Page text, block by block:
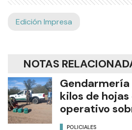
Edición Impresa
NOTAS
kilos de
operativo
POLICIALES